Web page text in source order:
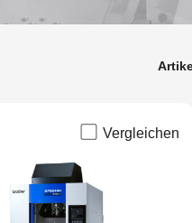
Vergleichen